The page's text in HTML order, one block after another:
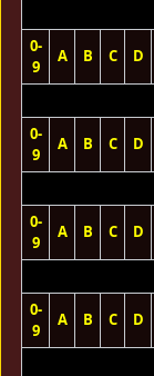
0-
9
A B C D
0-
9
A B C D
0-
9
A B C D
0-
9
A B C D